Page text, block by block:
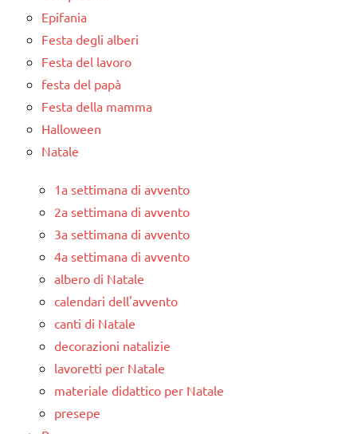
Epifania
Festa degli alberi
Festa del lavoro
festa del papà
Festa della mamma
Halloween
Natale
1a settimana di avvento
2a settimana di avvento
3a settimana di avvento
4a settimana di avvento
albero di Natale
calendari dell'avvento
canti di Natale
decorazioni natalizie
lavoretti per Natale
materiale didattico per Natale
presepe